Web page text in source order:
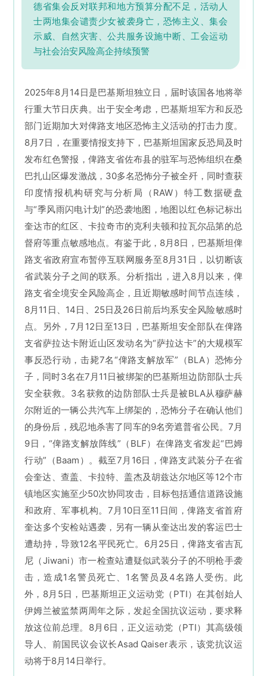
德省集会反对联邦和地方预算分配不足，活动人
士两地集会谴责少女被袭身亡，恐怖主义、集会
示威、自然灾害、公共服务设施中断、工会运动
与社会治安风险高企持续预警
2025年8月14日是巴基斯坦独立日，届时该国各地将举
行重大节日庆典。出于安全考虑，巴基斯坦军方和反恐
部门近期加大对俾路支地区恐怖主义活动的打击力度。
8月7日，在重要情报支持下，巴基斯坦国家反恐局及时
发布红色警报，俾路支省佐布县的驻军与恐怖组织在桑
巴扎山区爆发激战，30多名恐怖分子被全歼，同时查获
印度情报机构研究与分析局（RAW）特工数据硬盘
与“季风雨闪电计划”的恐袭地图，地图以红色标记标出
奎达市的红区、卡拉奇市的克利夫顿和拉瓦尔品第的总
督府等重点敏感地点。有鉴于此，8月8日，巴基斯坦俾
路支省政府宣布暂停互联网服务至8月31日，以切断该
省武装分子之间的联系。分析指出，进入8月以来，俾
路支省全境安全风险高企，且近期敏感时间节点连续，
8月11日、14日、25日及26日前后均系安全风险敏感时
点。另外，7月12日至13日，巴基斯坦安全部队在俾路
支省萨拉达卡附近山区发动名为“萨拉达卡”的大规模军
事反恐行动，击毙7名“俾路支解放军”（BLA）恐怖分
子，同时3名在7月11日被绑架的巴基斯坦边防部队士兵
安全获救。3名获救的边防部队士兵是被BLA从穆萨赫
尔附近的一辆公共汽车上绑架的，恐怖分子在确认他们
的身份后，残忍地杀害了同车的9名旁遮普省公民。7月
9日，“俾路支解放阵线”（BLF）在俾路支省发起“巴姆
行动”（Baam）。截至7月16日，俾路支武装分子在省
会奎达、查盖、卡拉特、盖杰及胡兹达尔地区等12个市
镇地区实施至少50次协同攻击，目标包括通信道路设施
和政府、军事机构。7月10日至11日间，俾路支省首府
奎达多个安检站遇袭，另有一辆从奎达出发的客运巴士
遭劫持，导致12名平民死亡。6月25日，俾路支省吉瓦
尼（Jiwani）市一检查站遭疑似武装分子的不明枪手袭
击，造成1名警员死亡、1名警员及4名路人受伤。此
外，8月5日，巴基斯坦正义运动党（PTI）在其创始人
伊姆兰被监禁两周年之际，发起全国抗议运动，要求释
放这位前总理。8月6日，正义运动党（PTI）其高级领
导人、前国民议会议长Asad Qaiser表示，该党抗议运
动将于8月14日举行。